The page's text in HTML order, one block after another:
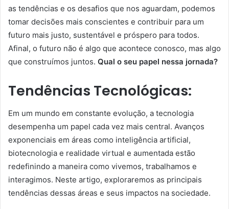
as tendências e os desafios que nos aguardam, podemos
tomar decisões mais conscientes e contribuir para um
futuro mais justo, sustentável e próspero para todos.
Afinal, o futuro não é algo que acontece conosco, mas algo
que construímos juntos. Qual o seu papel nessa jornada?
Tendências Tecnológicas:
Em um mundo em constante evolução, a tecnologia
desempenha um papel cada vez mais central. Avanços
exponenciais em áreas como inteligência artificial,
biotecnologia e realidade virtual e aumentada estão
redefinindo a maneira como vivemos, trabalhamos e
interagimos. Neste artigo, exploraremos as principais
tendências dessas áreas e seus impactos na sociedade.